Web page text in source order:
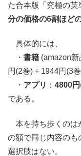
た合本版「究極の英
分の価格の6割ほど
具体的には、
・ 書籍 (amazon新
円(2巻) + 1944円(3
・ アプリ ： 4800円
である。
本を持ち歩くのは
の額で同じ内容のも
選択肢はない。